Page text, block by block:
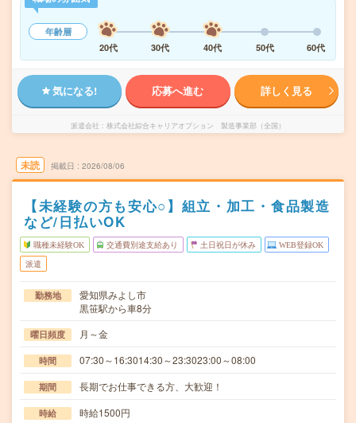
年齢層
20代
30代 40代 50代 60代
気になる! 応募へ進む 詳しく見る
派遣会社 株式会社綜合キャリアオプション 製造事業部（全国）
未読 掲載日 2026/08/06
【未経験の方も安心○】組立・加工・食品製造
など/日払いOK
職種未経験OK 交通費別途支給あり 土日祝日が休み WEB登録OK
派遣
勤務地
愛知県みよし市
黒笹駅から車8分
曜日頻度 月～金
時間 07:30～16:3014:30～23:3023:00～08:00
期間 長期でお仕事できる方、大歓迎！
時給 時給1500円